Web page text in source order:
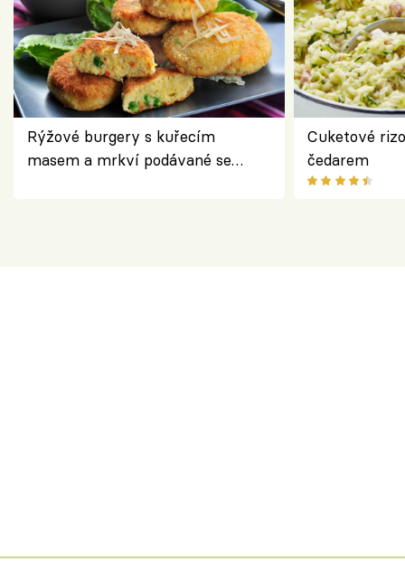
Rýžové burgery s kuřecím
masem a mrkví podávané se
Cuketové
čedarem